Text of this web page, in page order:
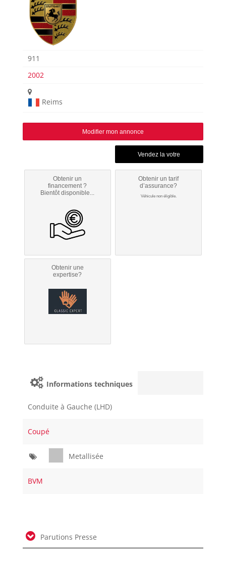
911
2002
Reims
Modifier mon annonce
Obtenir un
financement ?
Bientôt disponible...
Obtenir un tarif
d’assurance?
Véhicule non éligible.
Obtenir une
expertise?
Informations techniques
Conduite à Gauche (LHD)
Coupé
Metallisée
BVM
Parutions Presse